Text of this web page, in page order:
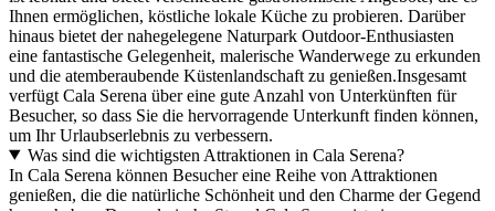
Ihnen ermöglichen, köstliche lokale Küche zu probieren. Darüber
hinaus bietet der nahegelegene Naturpark Outdoor-Enthusiasten
eine fantastische Gelegenheit, malerische Wanderwege zu erkunden
und die atemberaubende Küstenlandschaft zu genießen.Insgesamt
verfügt Cala Serena über eine gute Anzahl von Unterkünften für
Besucher, so dass Sie die hervorragende Unterkunft finden können,
um Ihr Urlaubserlebnis zu verbessern.
Was sind die wichtigsten Attraktionen in Cala Serena?
In Cala Serena können Besucher eine Reihe von Attraktionen
genießen, die die natürliche Schönheit und den Charme der Gegend